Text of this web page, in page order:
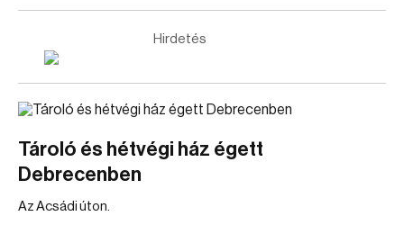
Hirdetés
Tároló és hétvégi ház égett
Debrecenben
Az Acsádi úton.